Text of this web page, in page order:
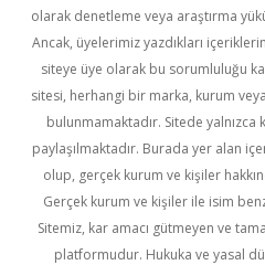
olarak denetleme veya araştırma
Ancak, üyelerimiz yazdıkları
siteye üye olarak bu sorumluluğu
sitesi, herhangi bir marka, kurum
bulunmamaktadır. Sitede yalnızca
paylaşılmaktadır. Burada yer alan
olup, gerçek kurum ve kişiler
Gerçek kurum ve kişiler ile isim
Sitemiz, kar amacı gütmeyen ve
platformudur. Hukuka ve yasal